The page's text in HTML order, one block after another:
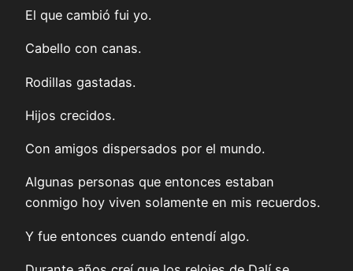
El que cambió fui yo.
Cabello con canas.
Rodillas gastadas.
Hijos crecidos.
Con amigos dispersados por el mundo.
Algunas personas que entonces estaban
conmigo hoy viven solamente en mis recuerdos.
Y fue entonces cuando entendí algo.